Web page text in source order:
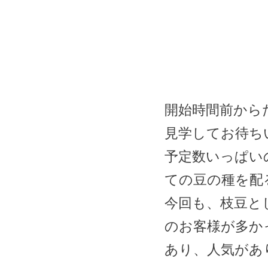
開始時間前か
見学してお待
予定数いっぱ
ての豆の種を
今回も、枝豆と
のお客様が多
あり、人気が